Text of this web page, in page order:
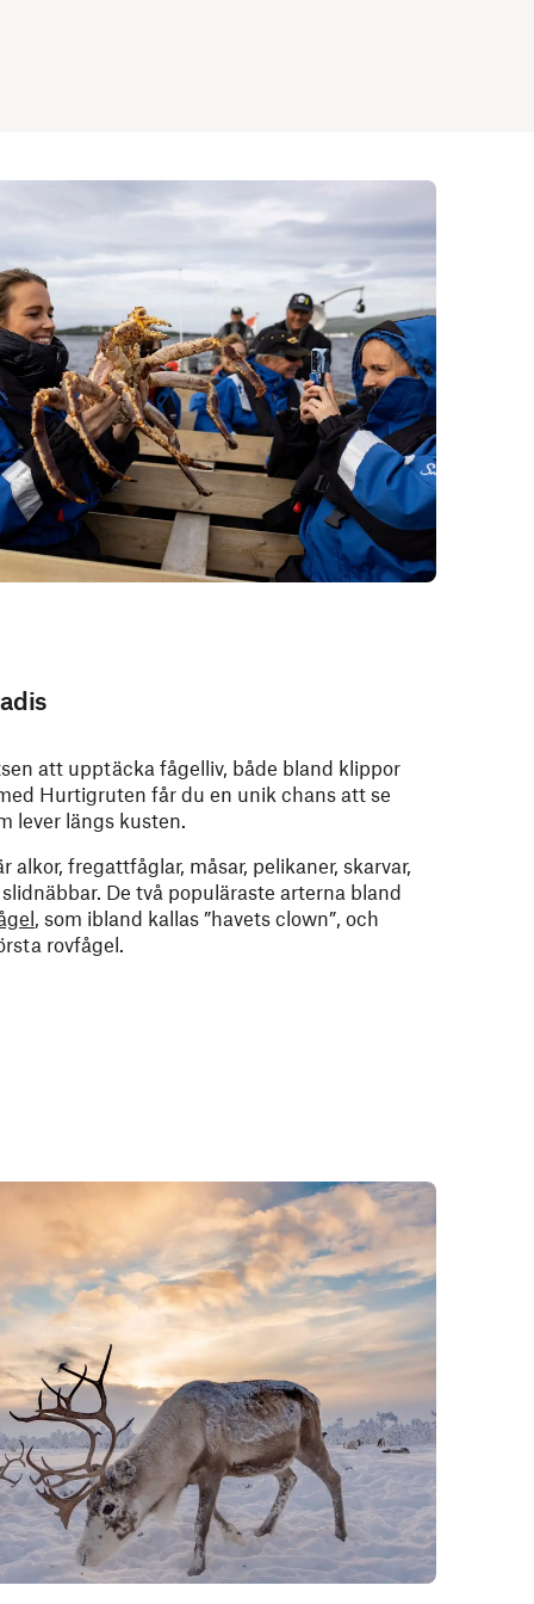
att upptäcka fågelliv, både bland klippor
Hurtigruten får du en unik chans att se
lever längs kusten.
alkor, fregattfåglar, måsar, pelikaner, skarvar,
De två populäraste arterna bland
, som ibland kallas ”havets clown”, och
rovfågel.